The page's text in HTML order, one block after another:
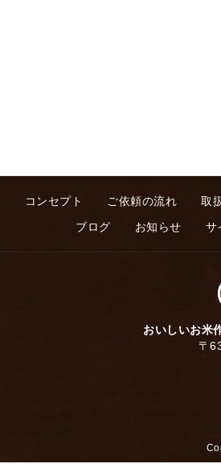
コンセプト ご依頼の流れ 取
ブログ
お知らせ サ
おいしいお米
〒